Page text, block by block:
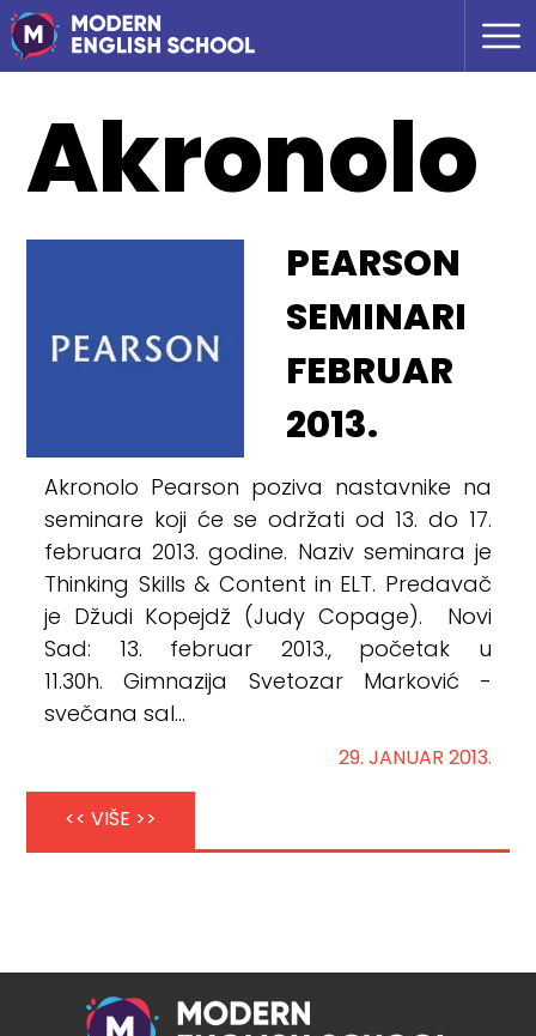
Akronolo
PEARSON
SEMINARI
FEBRUAR
2013.
Akronolo Pearson poziva nastavnike na
seminare koji će se održati od 13. do 17.
februara 2013. godine. Naziv seminara je
Thinking Skills & Content in ELT. Predavač
je Džudi Kopejdž (Judy Copage). Novi
Sad: 13. februar 2013., početak u
11.30h. Gimnazija Svetozar Marković -
svečana sal...
29. JANUAR 2013.
<< VIŠE >>